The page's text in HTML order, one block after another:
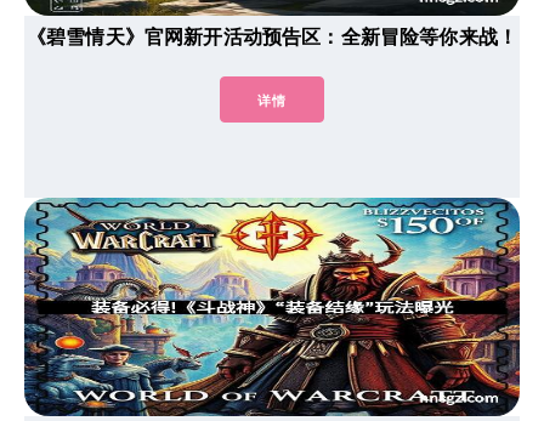
《碧雪情天》官网新开活动预告区：全新冒险等你来战！
详情